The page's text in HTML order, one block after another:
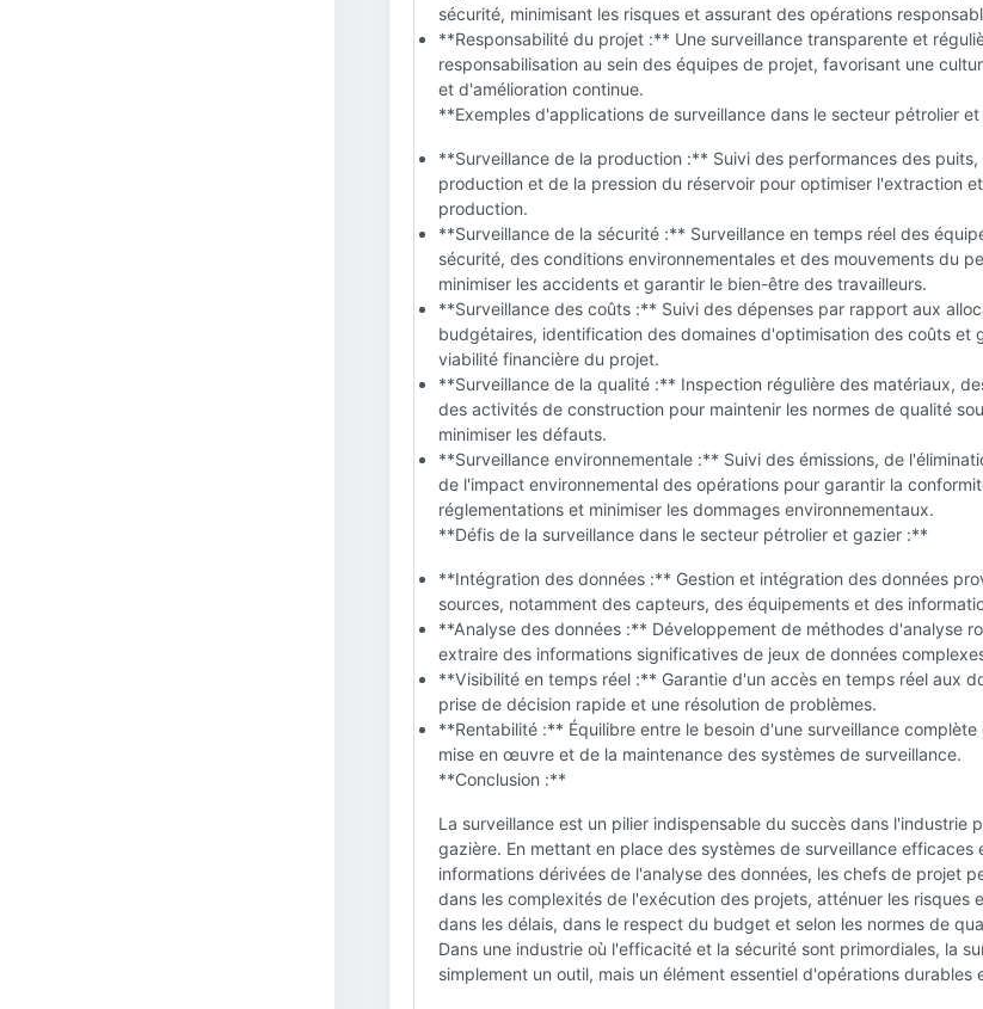
sécurité, minimisant les risques et assurant des opérations
**Responsabilité du projet :** Une surveillance transparente et
responsabilisation au sein des équipes de projet, favorisant une
et d'amélioration continue.
**Exemples d'applications de surveillance dans le secteur pétrolier
**Surveillance de la production :** Suivi des performances des
production et de la pression du réservoir pour optimiser l'extraction
production.
**Surveillance de la sécurité :** Surveillance en temps réel des
sécurité, des conditions environnementales et des mouvements du
minimiser les accidents et garantir le bien-être des travailleurs.
**Surveillance des coûts :** Suivi des dépenses par rapport aux
budgétaires, identification des domaines d'optimisation des coûts et
viabilité financière du projet.
**Surveillance de la qualité :** Inspection régulière des matériaux,
des activités de construction pour maintenir les normes de qualité
minimiser les défauts.
**Surveillance environnementale :** Suivi des émissions, de
de l'impact environnemental des opérations pour garantir la
réglementations et minimiser les dommages environnementaux.
**Défis de la surveillance dans le secteur pétrolier et gazier :**
**Intégration des données :** Gestion et intégration des données
sources, notamment des capteurs, des équipements et des
**Analyse des données :** Développement de méthodes d'analyse
extraire des informations significatives de jeux de données
**Visibilité en temps réel :** Garantie d'un accès en temps réel aux
prise de décision rapide et une résolution de problèmes.
**Rentabilité :** Équilibre entre le besoin d'une surveillance complète
mise en œuvre et de la maintenance des systèmes de surveillance.
**Conclusion :**
La surveillance est un pilier indispensable du succès dans l'industrie
gazière. En mettant en place des systèmes de surveillance efficaces
informations dérivées de l'analyse des données, les chefs de projet
dans les complexités de l'exécution des projets, atténuer les risques
dans les délais, dans le respect du budget et selon les normes de
Dans une industrie où l'efficacité et la sécurité sont primordiales, la
simplement un outil, mais un élément essentiel d'opérations durables